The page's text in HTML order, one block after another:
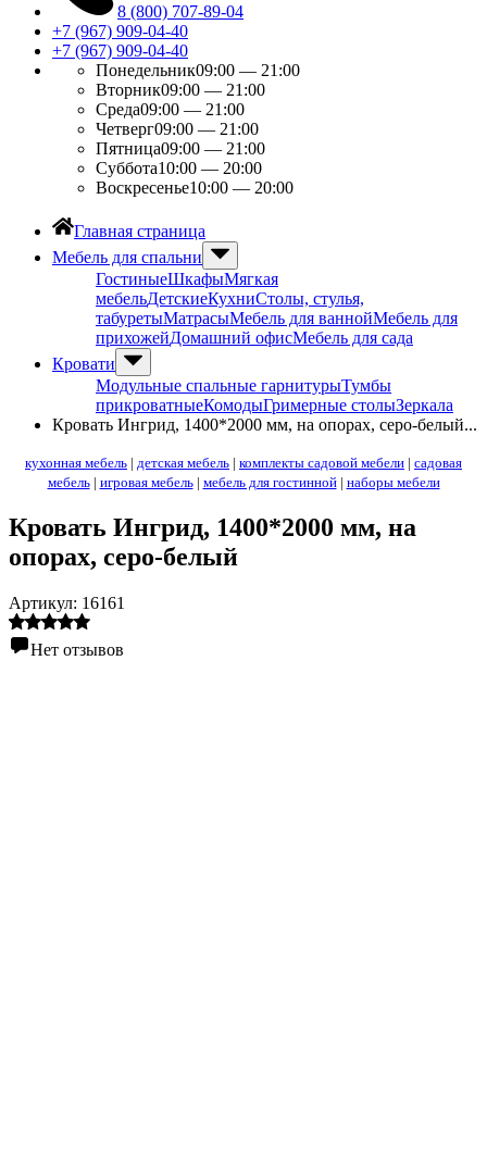
8 (800) 707-89-04
+7 (967) 909-04-40
+7 (967) 909-04-40
Понедельник09:00 — 21:00
Вторник09:00 — 21:00
Среда09:00 — 21:00
Четверг09:00 — 21:00
Пятница09:00 — 21:00
Суббота10:00 — 20:00
Воскресенье10:00 — 20:00
Главная страница
Мебель для спальни
ГостиныеШкафыМягкая
мебельДетскиеКухниСтолы, стулья,
табуретыМатрасыМебель для ваннойМебель для
прихожейДомашний офисМебель для сада
Кровати
Модульные спальные гарнитурыТумбы
прикроватныеКомодыГримерные столыЗеркала
Кровать Ингрид, 1400*2000 мм, на опорах, серо-белый...
кухонная мебель | детская мебель | комплекты садовой мебели | садовая
мебель| игровая мебель| мебель для гостинной| наборы мебели
Кровать Ингрид, 1400*2000 мм, на
опорах, серо-белый
Артикул: 16161
Нет отзывов